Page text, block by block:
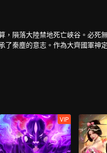
，隕落大陸禁地死亡峽谷。必
了秦塵的意志。作為大齊國軍
秦塵毅然決然扛起維護天下五
VIP